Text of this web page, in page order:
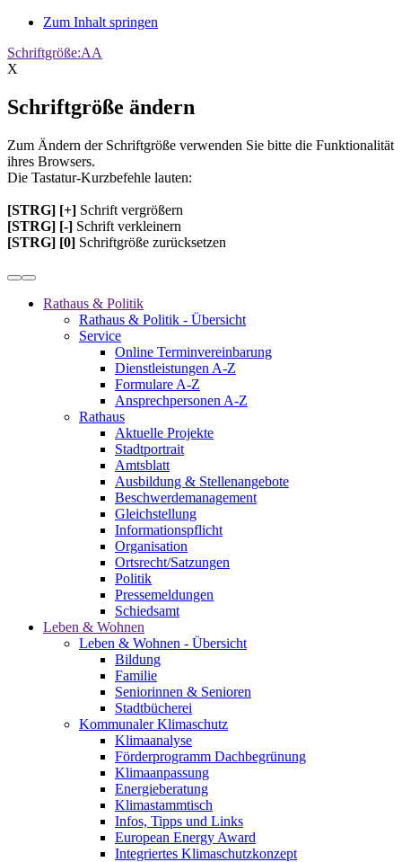
Zum Inhalt springen
Schriftgröße:AA
X
Schriftgröße ändern
Zum Ändern der Schriftgröße verwenden Sie bitte die Funktionalität
ihres Browsers.
Die Tastatur-Kurzbefehle lauten:
[STRG] [+] Schrift vergrößern
[STRG] [-] Schrift verkleinern
[STRG] [0] Schriftgröße zurücksetzen
Rathaus & Politik
Rathaus & Politik - Übersicht
Service
Online Terminvereinbarung
Dienstleistungen A-Z
Formulare A-Z
Ansprechpersonen A-Z
Rathaus
Aktuelle Projekte
Stadtportrait
Amtsblatt
Ausbildung & Stellenangebote
Beschwerdemanagement
Gleichstellung
Informationspflicht
Organisation
Ortsrecht/Satzungen
Politik
Pressemeldungen
Schiedsamt
Leben & Wohnen
Leben & Wohnen - Übersicht
Bildung
Familie
Seniorinnen & Senioren
Stadtbücherei
Kommunaler Klimaschutz
Klimaanalyse
Förderprogramm Dachbegrünung
Klimaanpassung
Energieberatung
Klimastammtisch
Infos, Tipps und Links
European Energy Award
Integriertes Klimaschutzkonzept